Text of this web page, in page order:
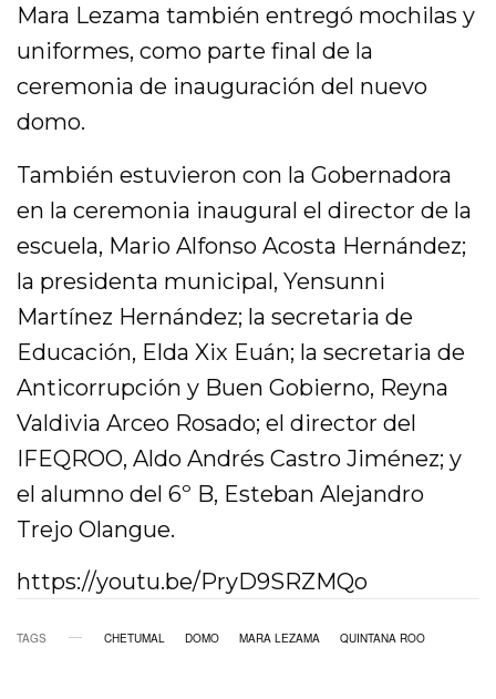
Mara Lezama también entregó mochilas y
uniformes, como parte final de la
ceremonia de inauguración del nuevo
domo.
También estuvieron con la Gobernadora
en la ceremonia inaugural el director de la
escuela, Mario Alfonso Acosta Hernández;
la presidenta municipal, Yensunni
Martínez Hernández; la secretaria de
Educación, Elda Xix Euán; la secretaria de
Anticorrupción y Buen Gobierno, Reyna
Valdivia Arceo Rosado; el director del
IFEQROO, Aldo Andrés Castro Jiménez; y
el alumno del 6º B, Esteban Alejandro
Trejo Olangue.
https://youtu.be/PryD9SRZMQo
TAGS CHETUMAL DOMO MARA LEZAMA QUINTANA ROO